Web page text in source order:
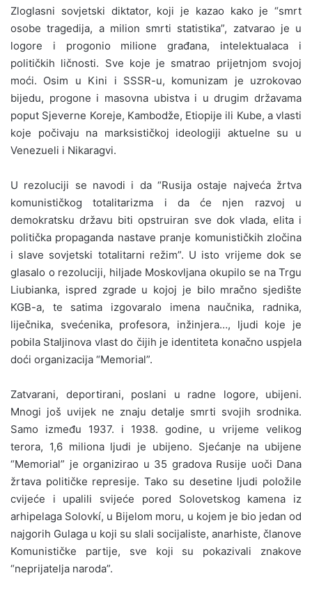
Zloglasni sovjetski diktator, koji je kazao kako je “smrt
osobe tragedija, a milion smrti statistika”, zatvarao je u
logore i progonio milione građana, intelektualaca i
političkih ličnosti. Sve koje je smatrao prijetnjom svojoj
moći. Osim u Kini i SSSR-u, komunizam je uzrokovao
bijedu, progone i masovna ubistva i u drugim državama
poput Sjeverne Koreje, Kambodže, Etiopije ili Kube, a vlasti
koje počivaju na marksističkoj ideologiji aktuelne su u
Venezueli i Nikaragvi.
U rezoluciji se navodi i da “Rusija ostaje najveća žrtva
komunističkog totalitarizma i da će njen razvoj u
demokratsku državu biti opstruiran sve dok vlada, elita i
politička propaganda nastave pranje komunističkih zločina
i slave sovjetski totalitarni režim”. U isto vrijeme dok se
glasalo o rezoluciji, hiljade Moskovljana okupilo se na Trgu
Liubianka, ispred zgrade u kojoj je bilo mračno sjedište
KGB-a, te satima izgovaralo imena naučnika, radnika,
liječnika, svećenika, profesora, inžinjera…, ljudi koje je
pobila Staljinova vlast do čijih je identiteta konačno uspjela
doći organizacija “Memorial”.
Zatvarani, deportirani, poslani u radne logore, ubijeni.
Mnogi još uvijek ne znaju detalje smrti svojih srodnika.
Samo između 1937. i 1938. godine, u vrijeme velikog
terora, 1,6 miliona ljudi je ubijeno. Sjećanje na ubijene
“Memorial” je organizirao u 35 gradova Rusije uoči Dana
žrtava političke represije. Tako su desetine ljudi položile
cvijeće i upalili svijeće pored Solovetskog kamena iz
arhipelaga Solovkí, u Bijelom moru, u kojem je bio jedan od
najgorih Gulaga u koji su slali socijaliste, anarhiste, članove
Komunističke partije, sve koji su pokazivali znakove
“neprijatelja naroda”.